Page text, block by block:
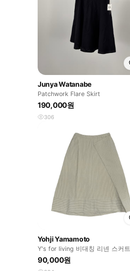
Junya Watanabe
Patchwork Flare Skirt
190,000원
306
Yohji Yamamoto
Y's for living 비대칭 리넨 스커트
90,000원